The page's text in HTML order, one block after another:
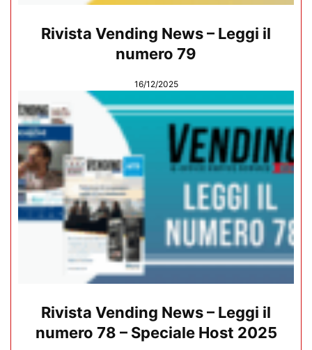
Rivista Vending News – Leggi il
numero 79
16/12/2025
Rivista Vending News – Leggi il
numero 78 – Speciale Host 2025